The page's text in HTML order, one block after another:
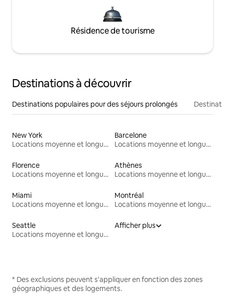
Résidence de tourisme
Destinations à découvrir
Destinations populaires pour des séjours prolongés
New York
Locations moyenne et longue durée
Barcelone
Locations moyenne et longue durée
Florence
Locations moyenne et longue durée
Athènes
Locations moyenne et longue durée
Miami
Locations moyenne et longue durée
Montréal
Locations moyenne et longue durée
Seattle
Locations moyenne et longue durée
Afficher plus
* Des exclusions peuvent s'appliquer en fonction des zones
géographiques et des logements.